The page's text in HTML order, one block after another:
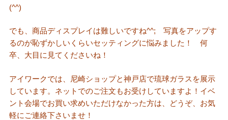
(^^)
でも、商品ディスプレイは難しいですね^^; 写真をアップす
るのが恥ずかしいくらいセッティングに悩みました！ 何
卒、大目に見てくださいね！
アイワークでは、尼崎ショップと神戸店で琉球ガラスを展示
しています。ネットでのご注文もお受けしていますよ！イベ
ント会場でお買い求めいただけなかった方は、どうぞ、お気
軽にご連絡下さいませ！